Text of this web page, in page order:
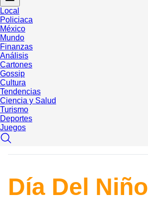
Local
Policiaca
México
Mundo
Finanzas
Análisis
Cartones
Gossip
Cultura
Tendencias
Ciencia y Salud
Turismo
Deportes
Juegos
Día Del Niño